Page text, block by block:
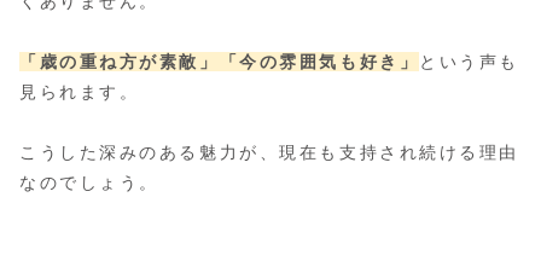
「歳の重ね方が素敵」 「今の雰囲気も好き」
という声も
見られます。
こうした深みのある魅力が、現在も支持され続ける理由
なのでしょう。